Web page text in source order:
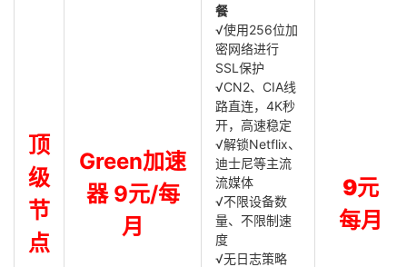
顶
级
节
点
Green加速
器 9元/每
月
餐
√使用256位加
密网络进行
SSL保护
√CN2、CIA线
路直连，4K秒
开，高速稳定
√解锁Netflix、
迪士尼等主流
流媒体
√不限设备数
量、不限制速
度
√无日志策略
9元
每月